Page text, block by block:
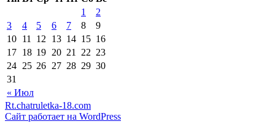
« Июл
1
2
3
4 5 6 7 8
9
10 11 12 13 14 15 16
17 18 19 20 21 22 23
24 25 26 27 28 29 30
31
Rt.chatruletka-18.com
Сайт работает на WordPress